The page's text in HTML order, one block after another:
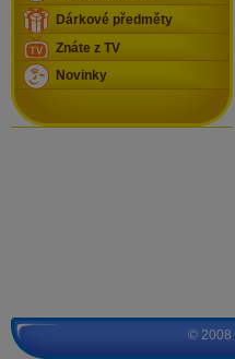
Dárkové předměty
Znáte z TV
Novinky
© 2008